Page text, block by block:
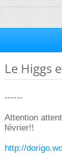
Le Higgs
------
Attention
février!!
http://